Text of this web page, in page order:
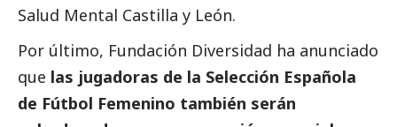
Salud Mental Castilla y León.
Por último, Fundación Diversidad ha anunciado
que las jugadoras de la Selección Española
de Fútbol Femenino también serán